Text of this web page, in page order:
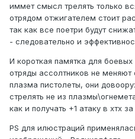
иммет смысл трелять только
отрядом отжигателем стоит
так как все поетри будут
- следовательно и
И короткая памятка для
отряды ассолтников не
плазма пистолеты, они
стрелять не из
как и получать +1 атаку в хтх
PS для илюстраций